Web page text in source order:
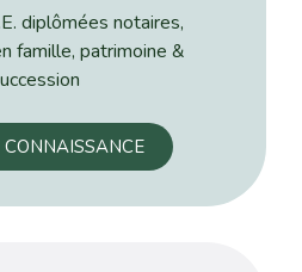
diplômées notaires,
famille, patrimoine &
CONNAISSANCE